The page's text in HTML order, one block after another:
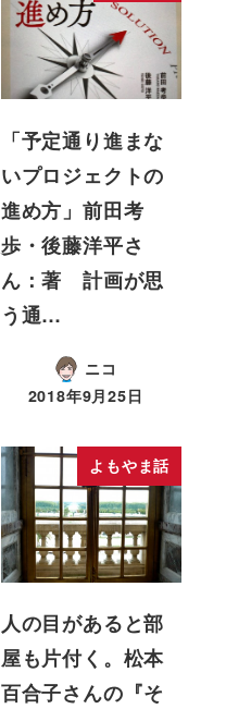
「予定通り進まな
いプロジェクトの
進め方」前田考
歩・後藤洋平さ
ん：著 計画が思
う通…
ニコ
2018年9月25日
よもやま話
人の目があると部
屋も片付く。松本
百合子さんの『そ